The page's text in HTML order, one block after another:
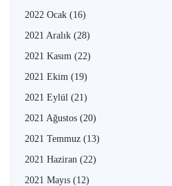
2022 Ocak (16)
2021 Aralık (28)
2021 Kasım (22)
2021 Ekim (19)
2021 Eylül (21)
2021 Ağustos (20)
2021 Temmuz (13)
2021 Haziran (22)
2021 Mayıs (12)